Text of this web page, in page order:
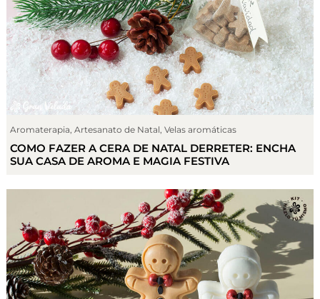
Aromaterapia, Artesanato de Natal, Velas aromáticas
COMO FAZER A CERA DE NATAL DERRETER: ENCHA
SUA CASA DE AROMA E MAGIA FESTIVA